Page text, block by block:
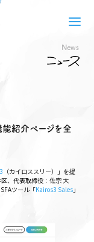
News
能紹介ページを全
（カイロススリー）」を提
、代表取締役：佐宗 大
SFAツール「Kairos3 Sales 」